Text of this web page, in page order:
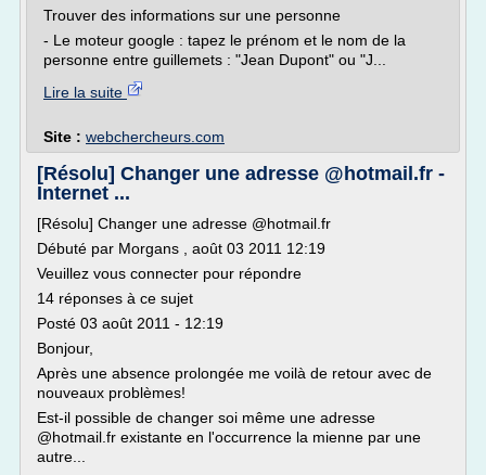
Trouver des informations sur une personne
- Le moteur google : tapez le prénom et le nom de la
personne entre guillemets : "Jean Dupont" ou "J...
Lire la suite
Site : webchercheurs.com
[Résolu] Changer une adresse @hotmail.fr -
Internet ...
[Résolu] Changer une adresse @hotmail.fr
Débuté par Morgans , août 03 2011 12:19
Veuillez vous connecter pour répondre
14 réponses à ce sujet
Posté 03 août 2011 - 12:19
Bonjour,
Après une absence prolongée me voilà de retour avec de
nouveaux problèmes!
Est-il possible de changer soi même une adresse
@hotmail.fr existante en l'occurrence la mienne par une
autre...